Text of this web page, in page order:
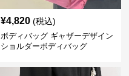
¥4,820 (税込)
ボディバッグ ギャザーデザイン
ショルダーボディバッグ